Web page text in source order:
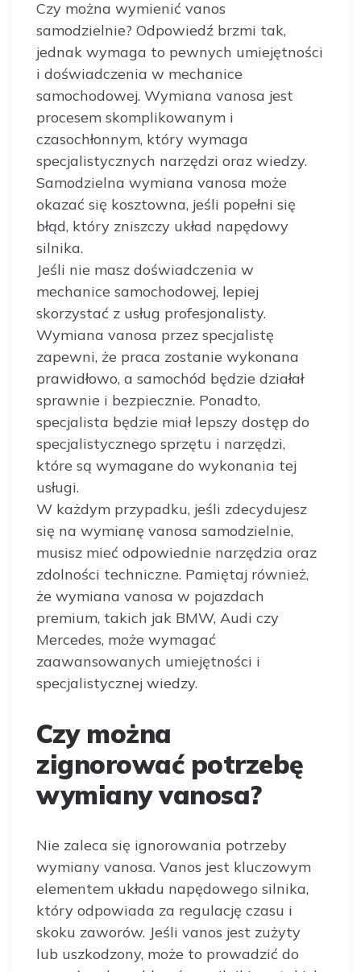
Czy można wymienić vanos
samodzielnie? Odpowiedź brzmi tak,
jednak wymaga to pewnych umiejętności
i doświadczenia w mechanice
samochodowej. Wymiana vanosa jest
procesem skomplikowanym i
czasochłonnym, który wymaga
specjalistycznych narzędzi oraz wiedzy.
Samodzielna wymiana vanosa może
okazać się kosztowna, jeśli popełni się
błąd, który zniszczy układ napędowy
silnika.
Jeśli nie masz doświadczenia w
mechanice samochodowej, lepiej
skorzystać z usług profesjonalisty.
Wymiana vanosa przez specjalistę
zapewni, że praca zostanie wykonana
prawidłowo, a samochód będzie działał
sprawnie i bezpiecznie. Ponadto,
specjalista będzie miał lepszy dostęp do
specjalistycznego sprzętu i narzędzi,
które są wymagane do wykonania tej
usługi.
W każdym przypadku, jeśli zdecydujesz
się na wymianę vanosa samodzielnie,
musisz mieć odpowiednie narzędzia oraz
zdolności techniczne. Pamiętaj również,
że wymiana vanosa w pojazdach
premium, takich jak BMW, Audi czy
Mercedes, może wymagać
zaawansowanych umiejętności i
specjalistycznej wiedzy.
Czy można
zignorować potrzebę
wymiany vanosa?
Nie zaleca się ignorowania potrzeby
wymiany vanosa. Vanos jest kluczowym
elementem układu napędowego silnika,
który odpowiada za regulację czasu i
skoku zaworów. Jeśli vanos jest zużyty
lub uszkodzony, może to prowadzić do